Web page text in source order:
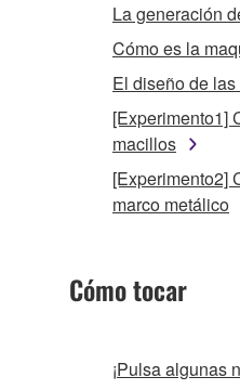
La generación
Cómo es la
El diseño de
[Experimento1]
macillos
[Experimento2]
marco metálico
Cómo tocar
¡Pulsa algunas